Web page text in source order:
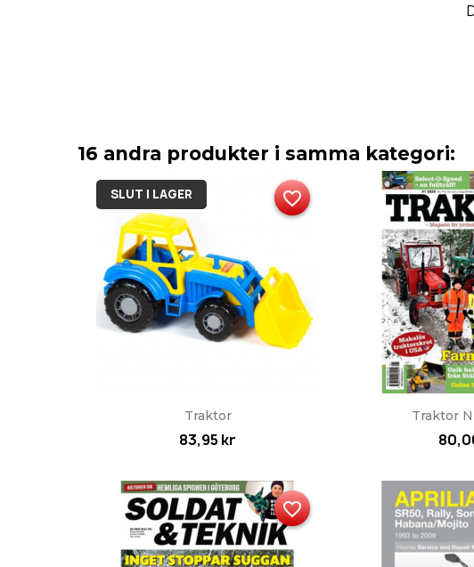
16 andra produkter i samma kategori:
Snabbvy
Traktor
83,95 kr
SLUT I LAGER favorite_border

Traktor
favorite_border